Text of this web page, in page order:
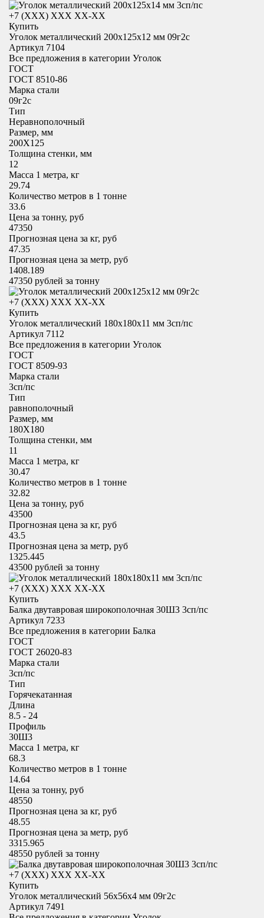
+7 (XXX) ХХХ ХХ-ХХ
Купить
Уголок металлический 200x125х12 мм 09г2с
Артикул 7104
Все предложения в категории Уголок
ГОСТ
ГОСТ 8510-86
Марка стали
09г2с
Тип
Неравнополочный
Размер, мм
200X125
Толщина стенки, мм
12
Масса 1 метра, кг
29.74
Количество метров в 1 тонне
33.6
Цена за тонну, руб
47350
Прогнозная цена за кг, руб
47.35
Прогнозная цена за метр, руб
1408.189
47350 рублей за тонну
+7 (XXX) ХХХ ХХ-ХХ
Купить
Уголок металлический 180x180х11 мм 3сп/пс
Артикул 7112
Все предложения в категории Уголок
ГОСТ
ГОСТ 8509-93
Марка стали
3сп/пс
Тип
равнополочный
Размер, мм
180X180
Толщина стенки, мм
11
Масса 1 метра, кг
30.47
Количество метров в 1 тонне
32.82
Цена за тонну, руб
43500
Прогнозная цена за кг, руб
43.5
Прогнозная цена за метр, руб
1325.445
43500 рублей за тонну
+7 (XXX) ХХХ ХХ-ХХ
Купить
Балка двутавровая широкополочная 30Ш3 3сп/пс
Артикул 7233
Все предложения в категории Балка
ГОСТ
ГОСТ 26020-83
Марка стали
3сп/пс
Тип
Горячекатанная
Длина
8.5 - 24
Профиль
30Ш3
Масса 1 метра, кг
68.3
Количество метров в 1 тонне
14.64
Цена за тонну, руб
48550
Прогнозная цена за кг, руб
48.55
Прогнозная цена за метр, руб
3315.965
48550 рублей за тонну
+7 (XXX) ХХХ ХХ-ХХ
Купить
Уголок металлический 56x56х4 мм 09г2с
Артикул 7491